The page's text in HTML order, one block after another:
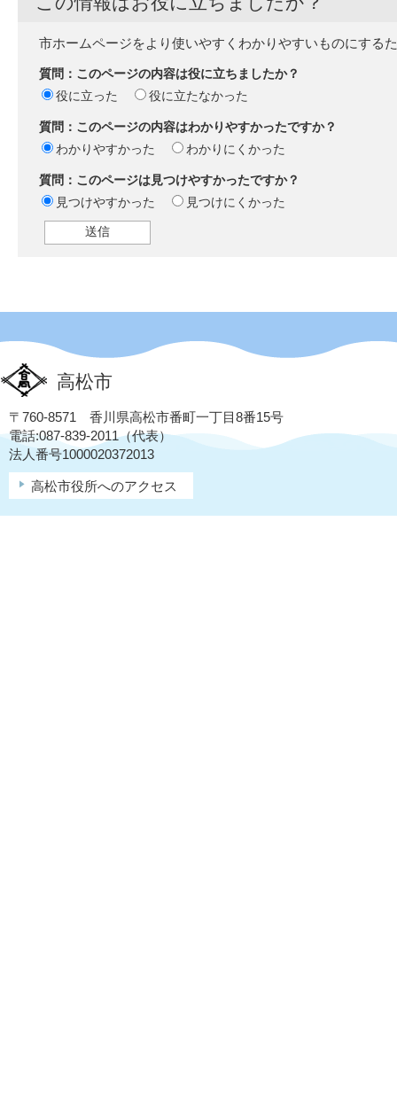
市ホームページをより使いやすくわかりやすいものにする
質問：このページの内容は役に立ちましたか？
役に立った
役に立たなかった
質問：このページの内容はわかりやすかったですか？
わかりやすかった
わかりにくかった
質問：このページは見つけやすかったですか？
見つけやすかった
見つけにくかった
高松市
〒760-8571 香川県高松市番町一丁目8番15号
電話:087-839-2011（代表）
法人番号1000020372013
高松市役所へのアクセス